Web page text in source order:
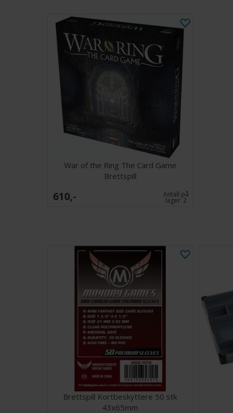
War of the Ring The Card Game
Brettspill
610,- Antall på
lager:2
Brettspill Kortbeskyttere 50 stk
43x65mm